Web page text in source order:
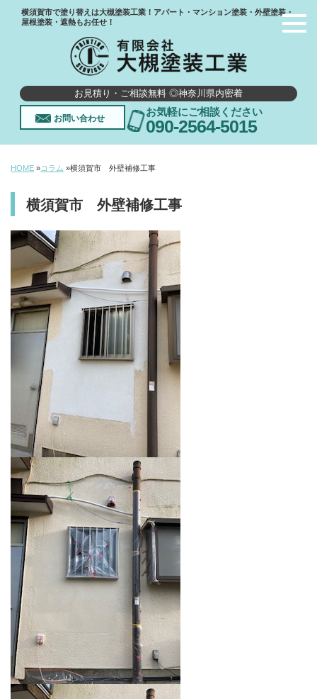
横須賀市で塗り替えは大槻塗装工業！アパート・マンション塗装・外壁塗装・
屋根塗装・遮熱もお任せ！
お見積り・ご相談無料 ◎神奈川県内密着
お問い合わせ
お気軽にご相談ください
090-2564-5015
HOME »コラム »横須賀市 外壁補修工事
横須賀市 外壁補修工事